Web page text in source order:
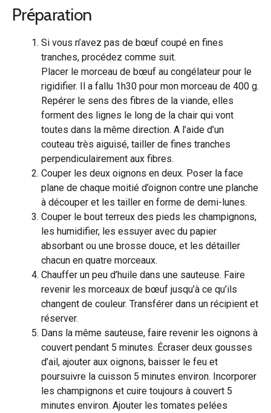
Préparation
Si vous n’avez pas de bœuf coupé en fines
tranches, procédez comme suit.
Placer le morceau de bœuf au congélateur pour le
rigidifier. Il a fallu 1h30 pour mon morceau de 400 g.
Repérer le sens des fibres de la viande, elles
forment des lignes le long de la chair qui vont
toutes dans la même direction. A l’aide d’un
couteau très aiguisé, tailler de fines tranches
perpendiculairement aux fibres.
Couper les deux oignons en deux. Poser la face
plane de chaque moitié d’oignon contre une planche
à découper et les tailler en forme de demi-lunes.
Couper le bout terreux des pieds les champignons,
les humidifier, les essuyer avec du papier
absorbant ou une brosse douce, et les détailler
chacun en quatre morceaux.
Chauffer un peu d’huile dans une sauteuse. Faire
revenir les morceaux de bœuf jusqu’à ce qu’ils
changent de couleur. Transférer dans un récipient et
réserver.
Dans la même sauteuse, faire revenir les oignons à
couvert pendant 5 minutes. Écraser deux gousses
d’ail, ajouter aux oignons, baisser le feu et
poursuivre la cuisson 5 minutes environ. Incorporer
les champignons et cuire toujours à couvert 5
minutes environ. Ajouter les tomates pelées